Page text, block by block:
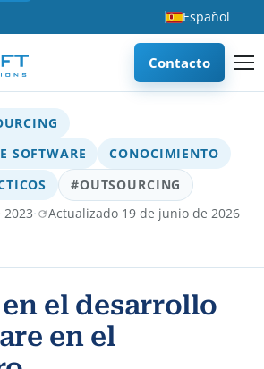
Español
Contacto
SOFTWARE
CONOCIMIENTO
#OUTSOURCING
· Actualizado 19 de junio de 2026
el desarrollo
en el